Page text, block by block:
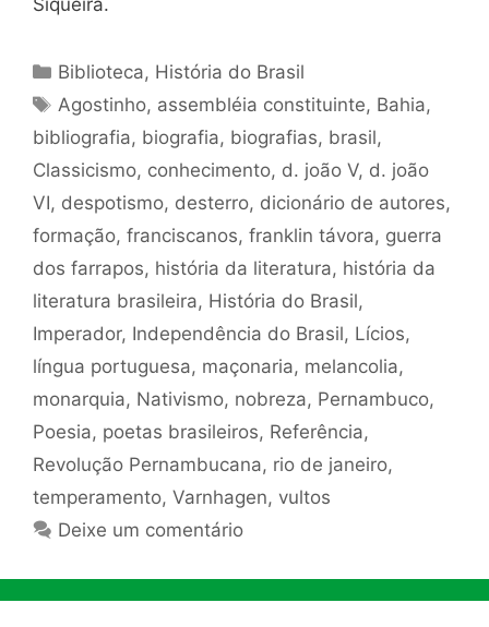
Categorias
Biblioteca, História do Brasil
Tags
Agostinho, assembléia constituinte, Bahia,
bibliografia, biografia, biografias, brasil,
Classicismo, conhecimento, d. joão V, d. joão
VI, despotismo, desterro, dicionário de autores,
formação, franciscanos, franklin távora, guerra
dos farrapos, história da literatura, história da
literatura brasileira, História do Brasil,
Imperador, Independência do Brasil, Lícios,
língua portuguesa, maçonaria, melancolia,
monarquia, Nativismo, nobreza, Pernambuco,
Poesia, poetas brasileiros, Referência,
Revolução Pernambucana, rio de janeiro,
temperamento, Varnhagen, vultos
Deixe um comentário